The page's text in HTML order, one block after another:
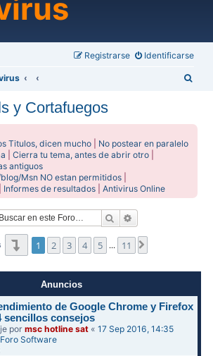
Identificarse
Registrarse
y Cortafuegos
Titulos, dicen mucho
No postear en paralelo
|Cierra tu tema, antes de abrir otro
antiguos
Msn NO estan permitidos
Informes de resultados |Antivirus Online
Buscar
Página1de11
1 2 3 4 5 … 11
Anuncios
de Google Chrome y Firefox
sencillos consejos
pormsc hotline sat «17 Sep 2016, 14:35
Foro Software